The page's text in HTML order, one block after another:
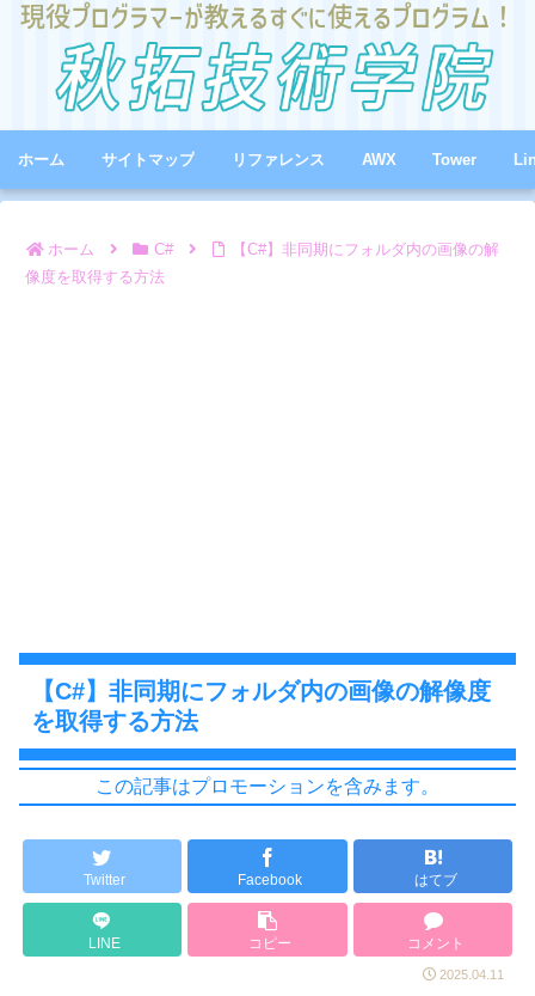
ホーム サイトマップ リファレンス AWX Tower
ホーム C#
【C#】非同期にフォルダ内の画像の解
像度を取得する方法
【C#】非同期にフォルダ内の画像の解像度
を取得する方法
この記事はプロモーションを含みます。
Twitter Facebook はてブ
LINE コピー コメント
2025.04.11